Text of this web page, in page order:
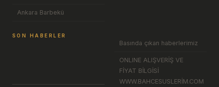
Ankara Barbekü
SON HABERLER
Basında çıkan haberlerimiz
ONLINE ALIŞVERİŞ VE
FİYAT BİLGİSİ
WWW.BAHCESUSLERİM.COM